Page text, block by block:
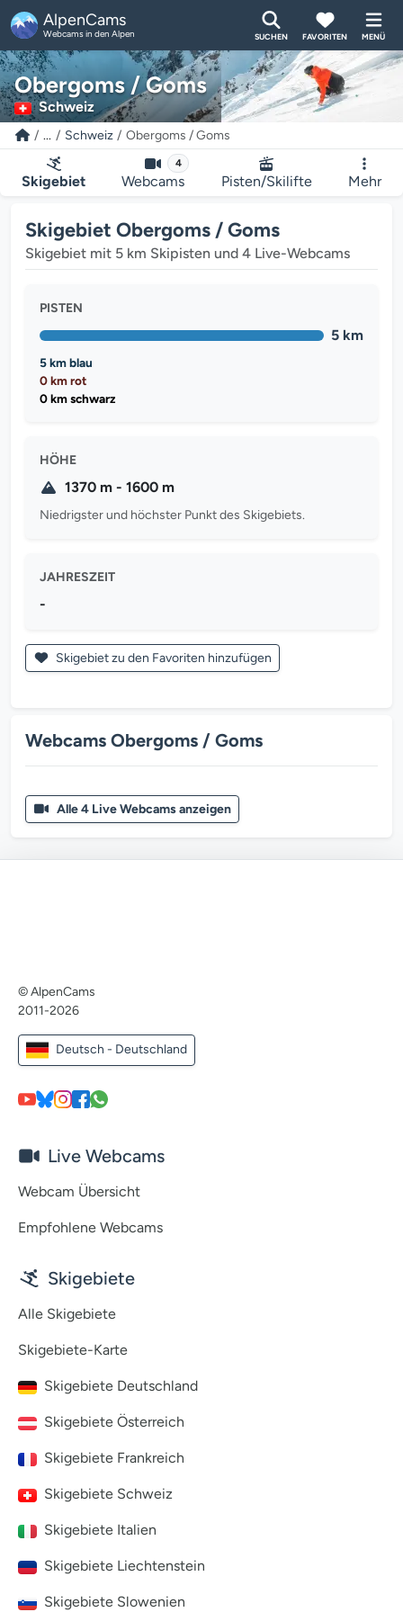
AlpenCams
Webcams in den Alpen SUCHEN FAVORITEN MENÜ
Obergoms / Goms
Schweiz
... Schweiz Obergoms / Goms
Skigebiet
4
Webcams Pisten/Skilifte Mehr
Skigebiet Obergoms / Goms
Skigebiet mit 5 km Skipisten und 4 Live-Webcams
PISTEN
5 km
5 km blau
0 km rot
0 km schwarz
HÖHE
1370 m - 1600 m
Niedrigster und höchster Punkt des Skigebiets.
JAHRESZEIT
-
Skigebiet zu den Favoriten hinzufügen
Webcams Obergoms / Goms
Alle 4 Live Webcams anzeigen
© AlpenCams
2011-2026
Deutsch - Deutschland
Live Webcams
Webcam Übersicht
Empfohlene Webcams
Skigebiete
Alle Skigebiete
Skigebiete-Karte
Skigebiete Deutschland
Skigebiete Österreich
Skigebiete Frankreich
Skigebiete Schweiz
Skigebiete Italien
Skigebiete Liechtenstein
Skigebiete Slowenien